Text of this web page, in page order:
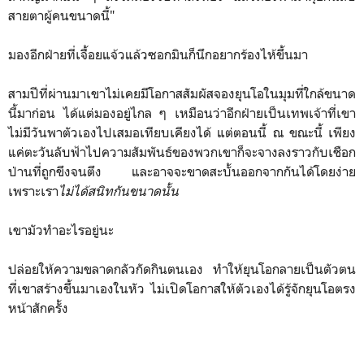
สายตาผู้คนขนาดนี้"
มองอีกฝ่ายที่เจื้อยแจ้วแล้วซอกมินก็นึกอยากร้องไห้ขึ้นมา
สามปีที่ผ่านมาเขาไม่เคยมีโอกาสสัมผัสจองยุนโอในมุมที่ใกล้ขนาด
นี้มาก่อน ได้แต่มองอยู่ไกล ๆ เหมือนว่าอีกฝ่ายเป็นเทพเจ้าที่เขา
ไม่มีวันพาตัวเองไปเสมอเทียบเคียงได้ แต่ตอนนี้ ณ ขณะนี้ เพียง
แค่ตะวันลับฟ้าไปความสัมพันธ์ของพวกเขาก็จะจางลงราวกับเชือก
ป่านที่ถูกขึงจนตึง และอาจจะขาดสะบั้นออกจากกันได้โดยง่าย
เพราะเราไม่ได้สนิทกันขนาดนั้น
เขามัวทำอะไรอยู่นะ
ปล่อยให้ความขลาดกลัวกัดกินตนเอง ทำให้ยุนโอกลายเป็นตัวตน
ที่เขาสร้างขึ้นมาเองในหัว ไม่เปิดโอกาสให้ตัวเองได้รู้จักยุนโอตรง
หน้าสักครั้ง